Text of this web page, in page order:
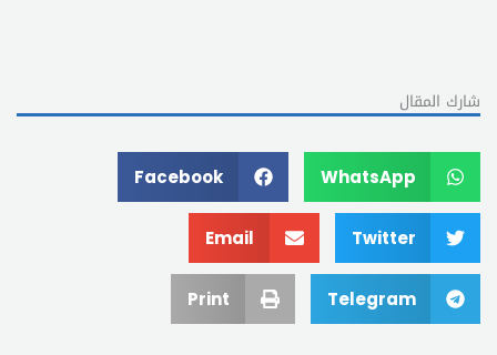
شارك المقال
WhatsApp
Facebook
Twitter
Email
Telegram
Print